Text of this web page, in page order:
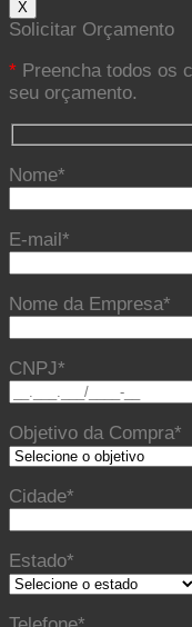
X
Solicitar Orçamento
* Preencha todos os
seu orçamento.
Nome*
E-mail*
Nome da Empresa*
CNPJ*
Objetivo da Compra*
Cidade*
Estado*